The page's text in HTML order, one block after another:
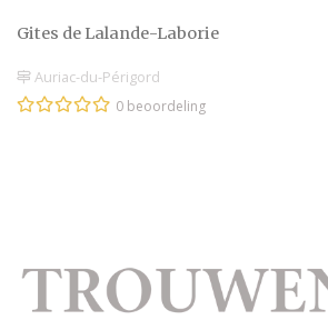
Gites de Lalande-Laborie
Auriac-du-Périgord
0 beoordeling